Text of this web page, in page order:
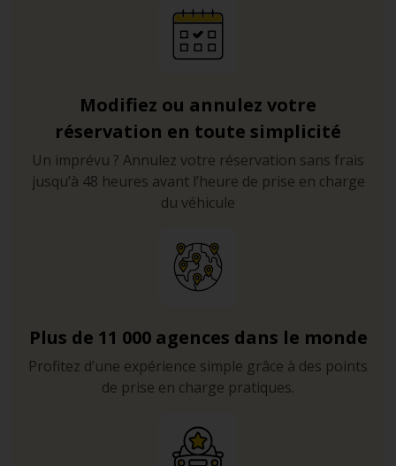
Modifiez ou annulez votre
réservation en toute simplicité
Un imprévu ? Annulez votre réservation sans frais
jusqu’à 48 heures avant l’heure de prise en charge
du véhicule
Plus de 11 000 agences dans le monde
Profitez d’une expérience simple grâce à des points
de prise en charge pratiques.